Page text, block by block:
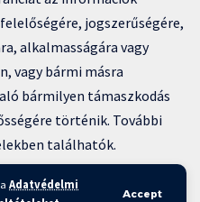
Adatvédelmi
Accept
jogszerűségére,
alkalmasságára vagy
vagy bármi másra
bármilyen támaszkodás
történik. További
találhatók.
BFKH.hu